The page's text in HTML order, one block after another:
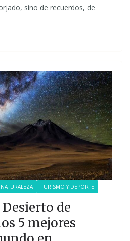
sino de recuerdos, de
NATURALEZA TURISMO Y DEPORTE
de
5 mejores